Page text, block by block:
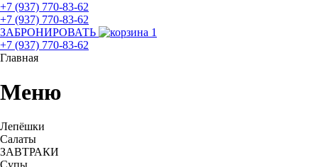
+7 (937) 770-83-62
+7 (937) 770-83-62
ЗАБРОНИРОВАТЬ
1
+7 (937) 770-83-62
Главная
Меню
Лепёшки
Салаты
ЗАВТРАКИ
Супы